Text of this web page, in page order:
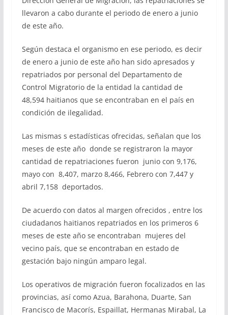
llevaron a cabo durante el periodo de enero a junio
de este año.
Según destaca el organismo en ese periodo, es decir
de enero a junio de este año han sido apresados y
repatriados por personal del Departamento de
Control Migratorio de la entidad la cantidad de
48,594 haitianos que se encontraban en el país en
condición de ilegalidad.
Las mismas s estadísticas ofrecidas, señalan que los
meses de este año donde se registraron la mayor
cantidad de repatriaciones fueron junio con 9,176,
mayo con 8,407, marzo 8,466, Febrero con 7,447 y
abril 7,158 deportados.
De acuerdo con datos al margen ofrecidos , entre los
ciudadanos haitianos repatriados en los primeros 6
meses de este año se encontraban mujeres del
vecino país, que se encontraban en estado de
gestación bajo ningún amparo legal.
Los operativos de migración fueron focalizados en las
provincias, así como Azua, Barahona, Duarte, San
Francisco de Macorís, Espaillat, Hermanas Mirabal, La